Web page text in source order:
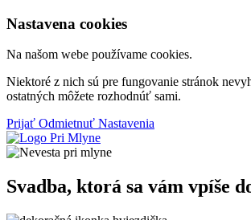
Nastavena cookies
Na našom webe používame cookies.
Niektoré z nich sú pre fungovanie stránok
ostatných môžete rozhodnúť sami.
Prijať Odmietnuť Nastavenia
Svadba, ktorá sa vám vpíše